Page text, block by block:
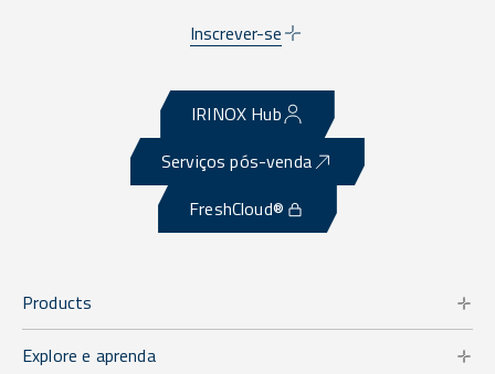
Inscrever-se
IRINOX Hub
Serviços pós-venda
FreshCloud®
Products
Explore e aprenda